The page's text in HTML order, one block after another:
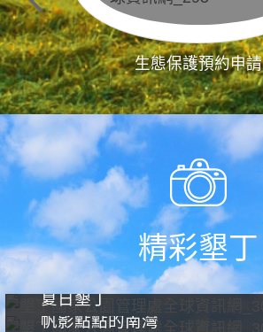
生態保護預約申請
精彩墾丁
夏日墾丁
帆影點點的南灣